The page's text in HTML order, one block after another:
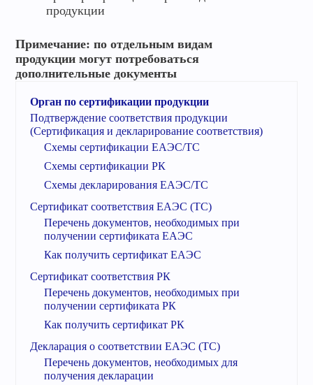
продукции
Примечание: по отдельным видам
продукции могут потребоваться
дополнительные документы
Орган по сертификации продукции
Подтверждение соответствия продукции
(Сертификация и декларирование соответствия)
Схемы сертификации ЕАЭС/ТС
Схемы сертификации РК
Схемы декларирования ЕАЭС/ТС
Сертификат соответствия ЕАЭС (ТС)
Перечень документов, необходимых при
получении сертификата ЕАЭС
Как получить сертификат ЕАЭС
Сертификат соответствия РК
Перечень документов, необходимых при
получении сертификата РК
Как получить сертификат РК
Декларация о соответствии ЕАЭС (ТС)
Перечень документов, необходимых для
получения декларации